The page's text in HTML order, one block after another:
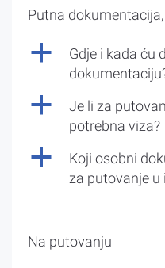
Putna
a
Gdje i kada ću
a
Je li za
potrebna viza?
a
Koji osobni
za putovanje
Na putovanju